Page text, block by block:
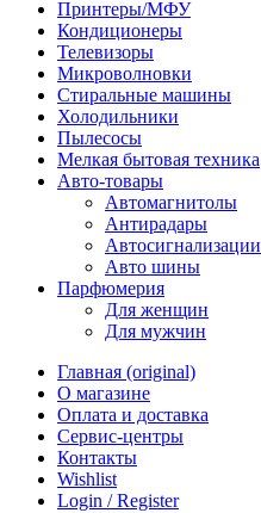
Принтеры/МФУ
Кондиционеры
Телевизоры
Микроволновки
Стиральные машины
Холодильники
Пылесосы
Мелкая бытовая техника
Авто-товары
Автомагнитолы
Антирадары
Автосигнализации
Авто шины
Парфюмерия
Для женщин
Для мужчин
Главная (original)
О магазине
Оплата и доставка
Сервис-центры
Контакты
Wishlist
Login / Register